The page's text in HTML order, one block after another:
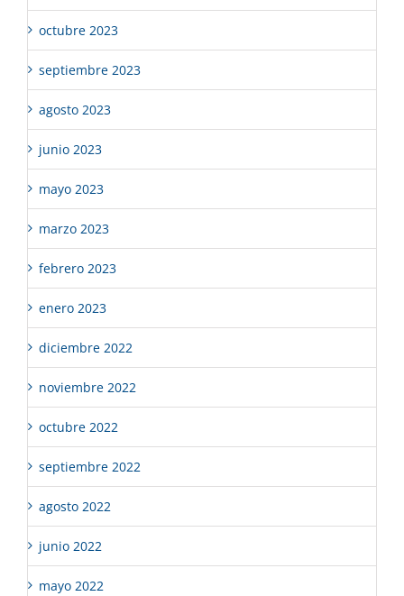
octubre 2023
septiembre 2023
agosto 2023
junio 2023
mayo 2023
marzo 2023
febrero 2023
enero 2023
diciembre 2022
noviembre 2022
octubre 2022
septiembre 2022
agosto 2022
junio 2022
mayo 2022